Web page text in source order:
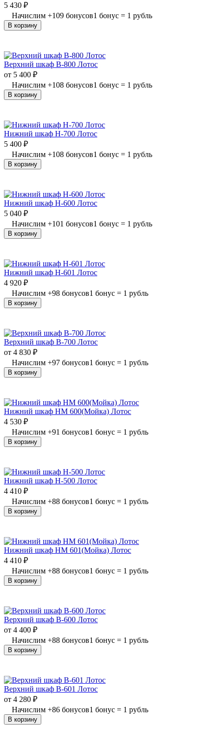
5 430 ₽
Начислим +109 бонусов1 бонус = 1 рубль
В корзину
Верхний шкаф В-800 Лотос
от 5 400 ₽
Начислим +108 бонусов1 бонус = 1 рубль
В корзину
Нижний шкаф Н-700 Лотос
5 400 ₽
Начислим +108 бонусов1 бонус = 1 рубль
В корзину
Нижний шкаф Н-600 Лотос
5 040 ₽
Начислим +101 бонусов1 бонус = 1 рубль
В корзину
Нижний шкаф Н-601 Лотос
4 920 ₽
Начислим +98 бонусов1 бонус = 1 рубль
В корзину
Верхний шкаф В-700 Лотос
от 4 830 ₽
Начислим +97 бонусов1 бонус = 1 рубль
В корзину
Нижний шкаф НМ 600(Мойка) Лотос
4 530 ₽
Начислим +91 бонусов1 бонус = 1 рубль
В корзину
Нижний шкаф Н-500 Лотос
4 410 ₽
Начислим +88 бонусов1 бонус = 1 рубль
В корзину
Нижний шкаф НМ 601(Мойка) Лотос
4 410 ₽
Начислим +88 бонусов1 бонус = 1 рубль
В корзину
Верхний шкаф В-600 Лотос
от 4 400 ₽
Начислим +88 бонусов1 бонус = 1 рубль
В корзину
Верхний шкаф В-601 Лотос
от 4 280 ₽
Начислим +86 бонусов1 бонус = 1 рубль
В корзину